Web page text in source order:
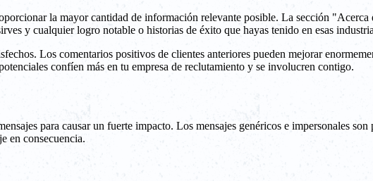
la mayor cantidad de información relevante posible. La sección "Acerca
y cualquier logro notable o historias de éxito que hayas tenido en esas
Los comentarios positivos de clientes anteriores pueden mejorar
confíen más en tu empresa de reclutamiento y se involucren contigo.
para causar un fuerte impacto. Los mensajes genéricos e impersonales son
en consecuencia.